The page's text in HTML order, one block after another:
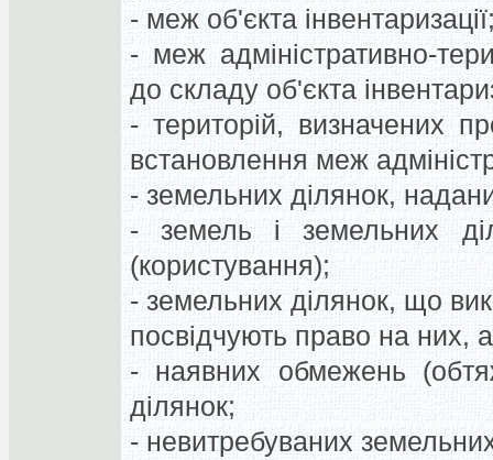
- меж об'єкта
- меж адміністративно-
до складу об'єкта
- територій, визначених
встановлення меж
- земельних ділянок,
- земель і земельних
(користування);
- земельних ділянок, що
посвідчують право на них,
- наявних обмежень
ділянок;
- невитребуваних